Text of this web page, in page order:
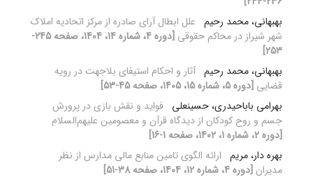
بهبهانی، محمد رحیم علل ابطال آرای صادره از مرکز اتحادیه املاک
شهر شیراز در محاکم حقوقی
[دوره 4، شماره 14، 1404، صفحه 245-
253]
بهبهانی، محمد رحیم آثار و احکام استیفای بلاجهت در رویه
قضایی [دوره 5، شماره 15، 1405، صفحه 45-53]
بهرامی باباحیدری، حسینعلی
فواید و نقش بازی در پرورش
جسم و روح کودکان از دیدگاه قرآن و معصومین علیهم‌السلام
[دوره 2، شماره 1، 1402، صفحه 1-16]
بهره دار، مریم ارائه الگوی تامین منابع مالی مدارس از نظر
مدیران [دوره 4، شماره 12، 1404، صفحه 38-51]